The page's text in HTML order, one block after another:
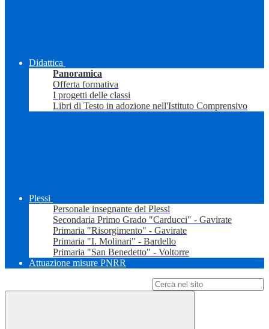
Didattica
Panoramica
Offerta formativa
I progetti delle classi
Libri di Testo in adozione nell'Istituto Comprensivo
Plessi
Personale insegnante dei Plessi
Secondaria Primo Grado "Carducci" - Gavirate
Primaria "Risorgimento" - Gavirate
Primaria "I. Molinari" - Bardello
Primaria "San Benedetto" - Voltorre
Attuazione misure PNRR